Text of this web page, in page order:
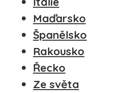
Maďarsko
Španělsko
Rakousko
Řecko
Ze světa